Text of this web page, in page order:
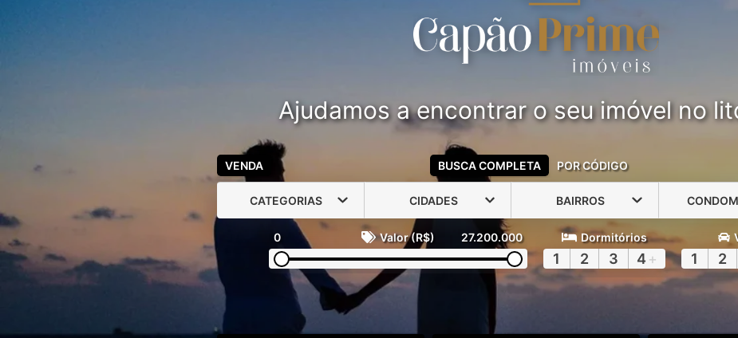
Ajudamos a encontrar o seu imóvel no
VENDA BUSCA COMPLETA POR CÓDIGO
CATEGORIAS CIDADES BAIRROS
0 Valor (R$) 27.200.000 Dormitórios
1 2 3 4 + 1 2